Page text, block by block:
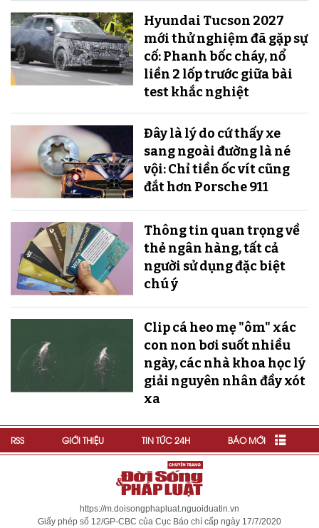
Hyundai Tucson 2027
mới thử nghiệm đã gặp sự
cố: Phanh bốc cháy, nổ
liền 2 lốp trước giữa bài
test khắc nghiệt
Đây là lý do cứ thấy xe
sang ngoài đường là né
vội: Chỉ tiền ốc vít cũng
đắt hơn Porsche 911
Thông tin quan trọng về
thẻ ngân hàng, tất cả
người sử dụng đặc biệt
chú ý
Clip cá heo mẹ "ôm" xác
con non bơi suốt nhiều
ngày, các nhà khoa học lý
giải nguyên nhân đầy xót
xa
RSS GIỚI THIỆU TIN TỨC 24H BÁO MỚI
https://m.doisongphapluat.nguoiduatin.vn
Giấy phép số 12/GP-CBC của Cục Báo chí cấp ngày 17/7/2020